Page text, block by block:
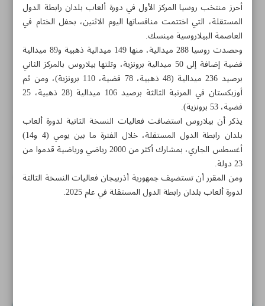
مواضيع هذه الصفحة
تراكتور سازي - برسبوليس؛ اللقاء الاكثر حساسية واثارة
هستي رضائي: سأكون من بين أفضل 10 سائقات في العالم
ايران تبدا مشوارها بمواجهة اليابان
أحرز منتخب روسيا المركز الأول في دورة ألعاب بلدان رابطة الدول
المستقلة، التي اختتمت منافساتها اليوم الاثنين، بحفل الختام في
العاصمة البيلاروسية مينسك.
وحصدت روسيا 288 ميدالية، منها 149 ميدالية ذهبية و89 ميدالية
فضية إضافة إلى 50 ميدالية برونزية، وتلتها بيلاروس بالمركز الثاني
برصيد 236 ميدالية (48 ذهبية، 78 فضية، 110 برونزية)، ومن ثم
أوزبكستان في المرتبة الثالثة برصيد 106 ميدالية (28 ذهبية، 25
فضية، 53 برونزية).
يذكر أن بيلاروس استضافت فعاليات النسخة الثانية لدورة ألعاب
بلدان رابطة الدول المستقلة، خلال الفترة ما بين يومي (4 و14)
أغسطس الجاري، بمشارك أكثر من 2000 رياضي ورياضية قدموا من
23 دولة.
ومن المقرر أن تستضيف جمهورية أذربيجان فعاليات النسخة الثالثة
لدورة ألعاب بلدان رابطة الدول المستقلة في عام 2025.